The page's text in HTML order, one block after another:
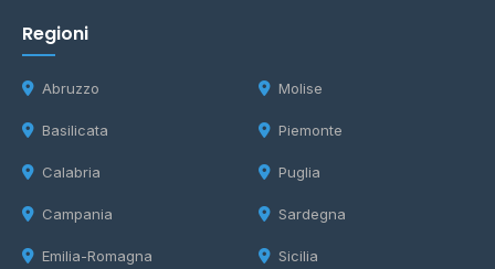
Regioni
Abruzzo
Basilicata
Calabria
Campania
Emilia-Romagna
Molise
Piemonte
Puglia
Sardegna
Sicilia